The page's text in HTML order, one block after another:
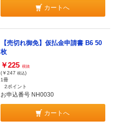
カートへ
【売切れ御免】仮払金申請書 B6 50
枚
￥225 税抜
(￥247 税込)
1冊
2ポイント
お申込番号 NH0030
カートへ